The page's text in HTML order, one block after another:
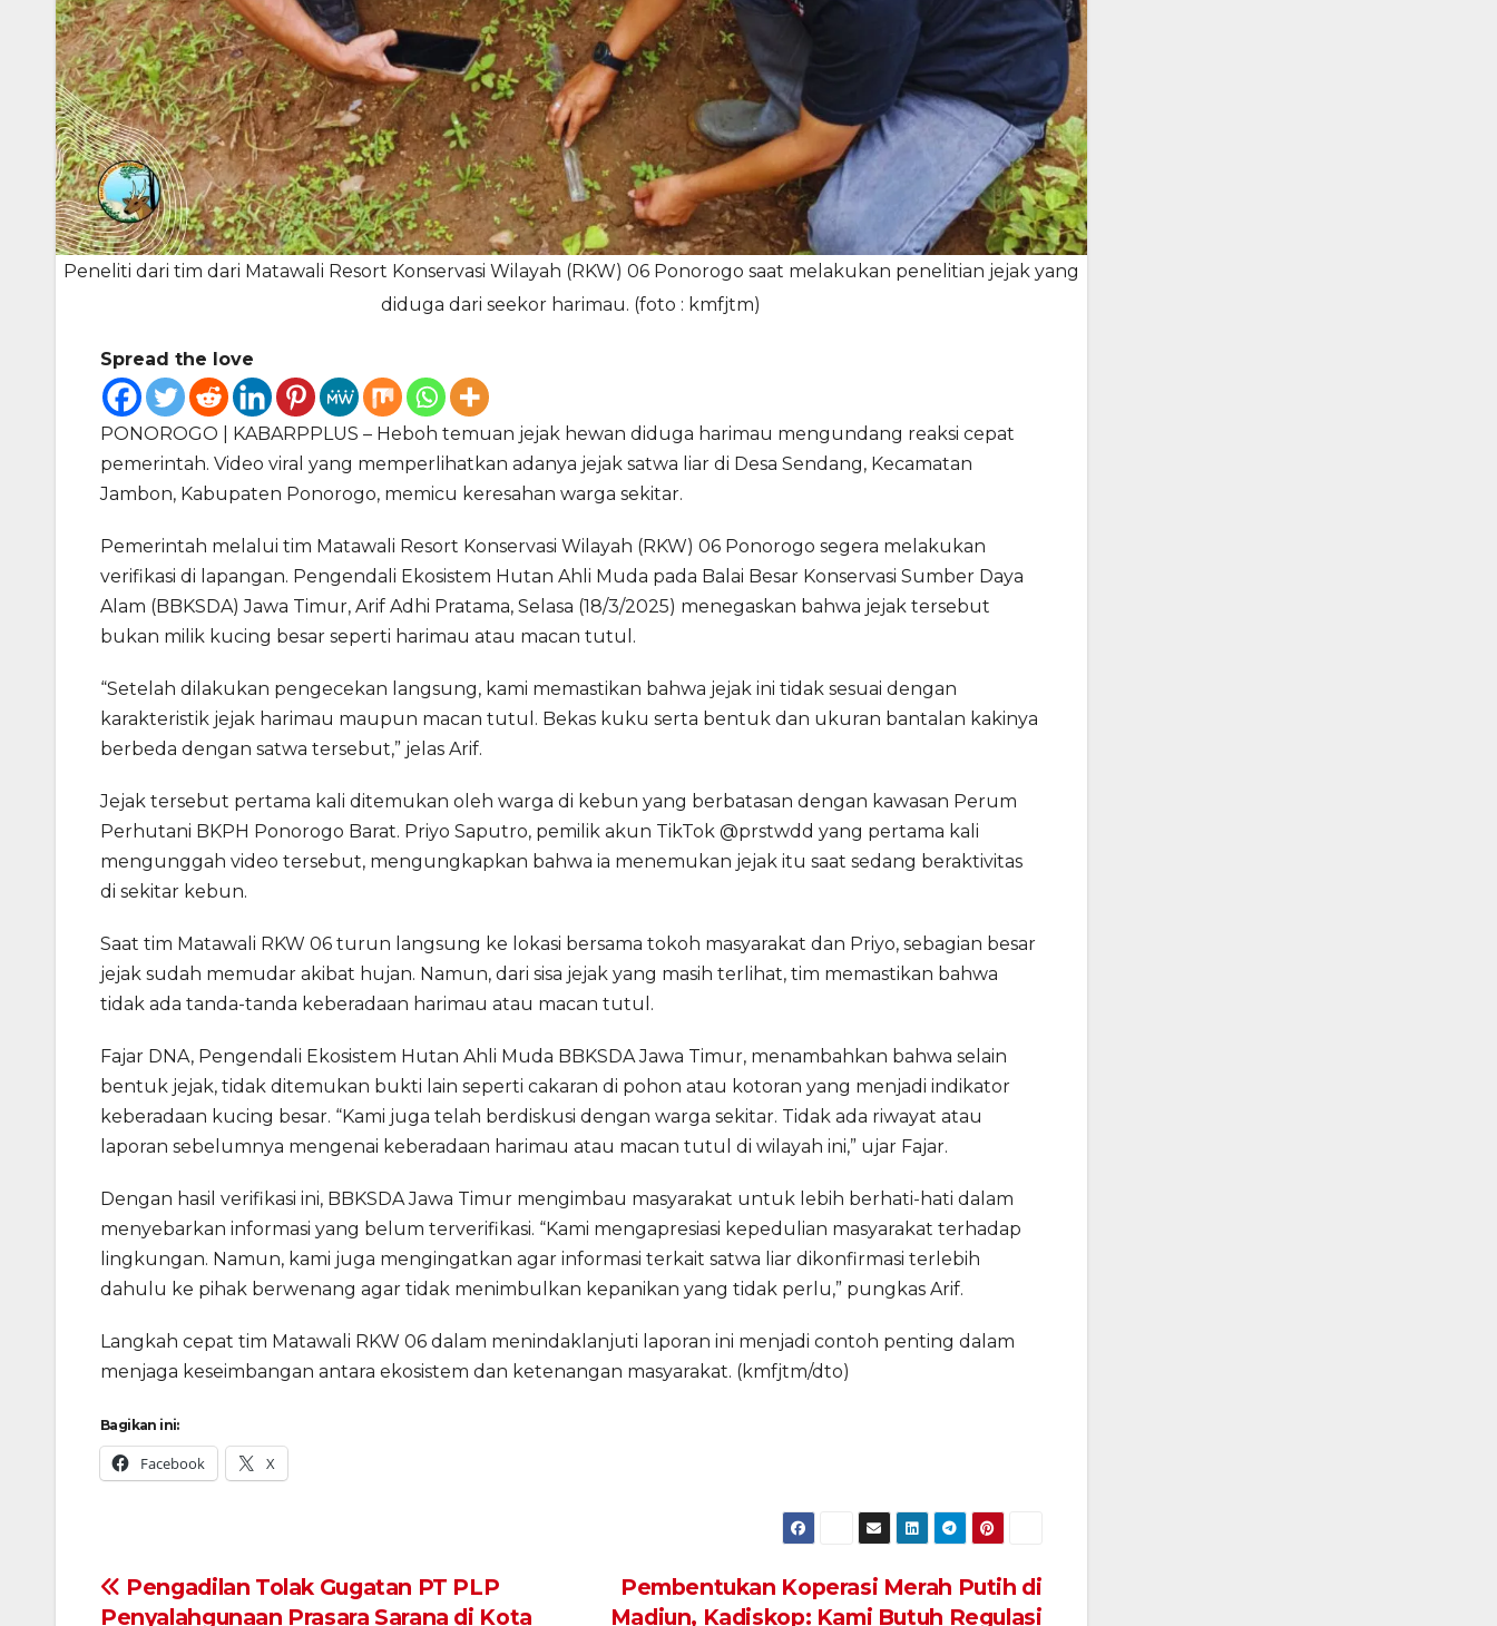
Peneliti dari tim dari Matawali Resort Konservasi Wilayah (RKW) 06 Ponorogo saat melakukan penelitian jejak yang
diduga dari seekor harimau. (foto : kmfjtm)
Spread the love
PONOROGO | KABARPPLUS – Heboh temuan jejak hewan diduga harimau mengundang reaksi cepat
pemerintah. Video viral yang memperlihatkan adanya jejak satwa liar di Desa Sendang, Kecamatan
Jambon, Kabupaten Ponorogo, memicu keresahan warga sekitar.
Pemerintah melalui tim Matawali Resort Konservasi Wilayah (RKW) 06 Ponorogo segera melakukan
verifikasi di lapangan. Pengendali Ekosistem Hutan Ahli Muda pada Balai Besar Konservasi Sumber Daya
Alam (BBKSDA) Jawa Timur, Arif Adhi Pratama, Selasa (18/3/2025) menegaskan bahwa jejak tersebut
bukan milik kucing besar seperti harimau atau macan tutul.
“Setelah dilakukan pengecekan langsung, kami memastikan bahwa jejak ini tidak sesuai dengan
karakteristik jejak harimau maupun macan tutul. Bekas kuku serta bentuk dan ukuran bantalan kakinya
berbeda dengan satwa tersebut,” jelas Arif.
Jejak tersebut pertama kali ditemukan oleh warga di kebun yang berbatasan dengan kawasan Perum
Perhutani BKPH Ponorogo Barat. Priyo Saputro, pemilik akun TikTok @prstwdd yang pertama kali
mengunggah video tersebut, mengungkapkan bahwa ia menemukan jejak itu saat sedang beraktivitas
di sekitar kebun.
Saat tim Matawali RKW 06 turun langsung ke lokasi bersama tokoh masyarakat dan Priyo, sebagian besar
jejak sudah memudar akibat hujan. Namun, dari sisa jejak yang masih terlihat, tim memastikan bahwa
tidak ada tanda-tanda keberadaan harimau atau macan tutul.
Fajar DNA, Pengendali Ekosistem Hutan Ahli Muda BBKSDA Jawa Timur, menambahkan bahwa selain
bentuk jejak, tidak ditemukan bukti lain seperti cakaran di pohon atau kotoran yang menjadi indikator
keberadaan kucing besar. “Kami juga telah berdiskusi dengan warga sekitar. Tidak ada riwayat atau
laporan sebelumnya mengenai keberadaan harimau atau macan tutul di wilayah ini,” ujar Fajar.
Dengan hasil verifikasi ini, BBKSDA Jawa Timur mengimbau masyarakat untuk lebih berhati-hati dalam
menyebarkan informasi yang belum terverifikasi. “Kami mengapresiasi kepedulian masyarakat terhadap
lingkungan. Namun, kami juga mengingatkan agar informasi terkait satwa liar dikonfirmasi terlebih
dahulu ke pihak berwenang agar tidak menimbulkan kepanikan yang tidak perlu,” pungkas Arif.
Langkah cepat tim Matawali RKW 06 dalam menindaklanjuti laporan ini menjadi contoh penting dalam
menjaga keseimbangan antara ekosistem dan ketenangan masyarakat. (kmfjtm/dto)
Bagikan ini:
Facebook X
Navigasi
Pembentukan Koperasi Merah Putih di
Madiun, Kadiskop: Kami Butuh Regulasi
Pengadilan Tolak Gugatan PT PLP
Penyalahgunaan Prasara Sarana di Kota